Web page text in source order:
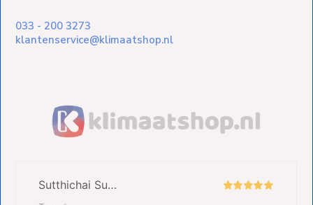
033 - 200 3273
klantenservice@klimaatshop.nl